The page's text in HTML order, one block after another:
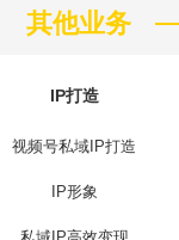
其他业务
IP打造
视频号私域IP打造
IP形象